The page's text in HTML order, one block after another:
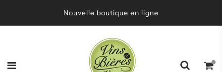
Nouvelle boutique en ligne